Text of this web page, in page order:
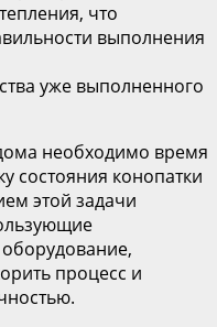
что
выполнения
уже выполненного
необходимо время
состояния конопатки
этой задачи
процесс и